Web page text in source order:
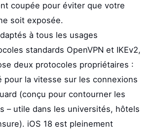
coupée pour éviter que votre
soit exposée.
à tous les usages
standards OpenVPN et IKEv2,
deux protocoles propriétaires :
pour la vitesse sur les connexions
(conçu pour contourner les
– utile dans les universités, hôtels
iOS 18 est pleinement